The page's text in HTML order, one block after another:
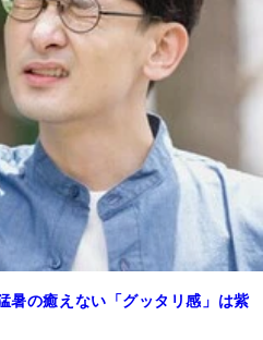
の癒えない「グッタリ感」は紫